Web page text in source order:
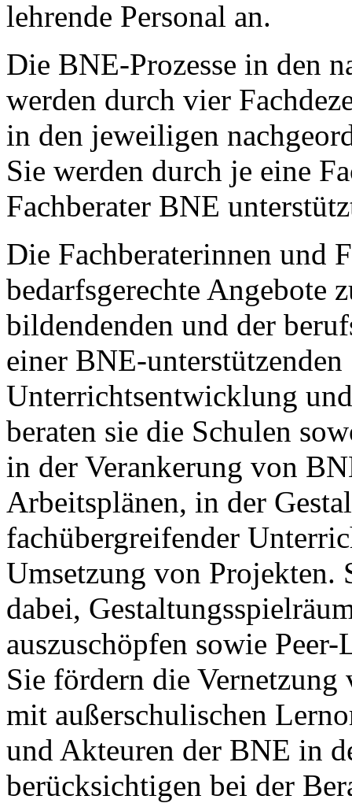
lehrende Personal an.
Die BNE-Prozesse in den
werden durch vier
in den jeweiligen
Sie werden durch je eine
Fachberater BNE
Die Fachberaterinnen und
bedarfsgerechte Angebote
bildendenden und der
einer BNE-
Unterrichtsentwicklung
beraten sie die Schulen
in der Verankerung von
Arbeitsplänen, in der
fachübergreifender
Umsetzung von Projekten.
dabei,
auszuschöpfen sowie
Sie fördern die
mit außerschulischen
und Akteuren der BNE in
berücksichtigen bei der